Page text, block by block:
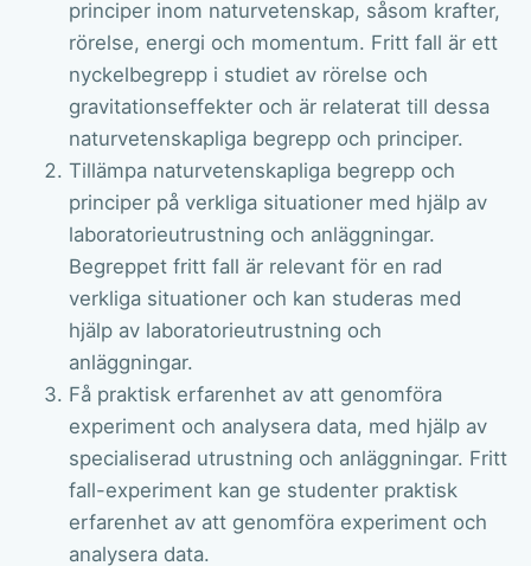
principer inom naturvetenskap, såsom krafter,
rörelse, energi och momentum. Fritt fall är ett
nyckelbegrepp i studiet av rörelse och
gravitationseffekter och är relaterat till dessa
naturvetenskapliga begrepp och principer.
Tillämpa naturvetenskapliga begrepp och
principer på verkliga situationer med hjälp av
laboratorieutrustning och anläggningar.
Begreppet fritt fall är relevant för en rad
verkliga situationer och kan studeras med
hjälp av laboratorieutrustning och
anläggningar.
Få praktisk erfarenhet av att genomföra
experiment och analysera data, med hjälp av
specialiserad utrustning och anläggningar. Fritt
fall-experiment kan ge studenter praktisk
erfarenhet av att genomföra experiment och
analysera data.